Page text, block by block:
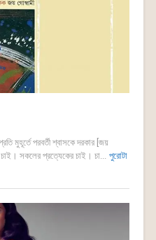
মুহূর্তে পরবর্তী শ্বাসকে দরকার [জয়
সকলের প্রত্যেকের চাই। চা... পুরোটা